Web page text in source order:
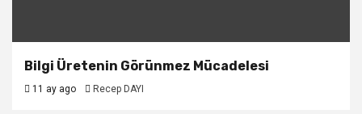
Bilgi Üretenin Görünmez Mücadelesi
11 ay ago Recep DAYI